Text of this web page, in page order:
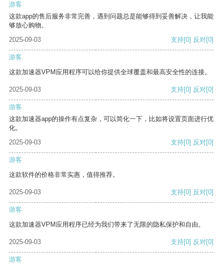
游客
这款app的售后服务非常完善，遇到问题总是能够得到妥善解决，让我能
够放心购物。
2025-09-03
支持[0] 反对[0]
游客
这款加速器VPM应用程序可以给你提供全球覆盖和最高安全性的连接。
2025-09-03 支持[0] 反对[0]
游客
这款加速器app的操作有点复杂，可以简化一下，比如将设置页面进行优
化。
2025-09-03
支持[0] 反对[0]
游客
这款软件的价格非常实惠，值得推荐。
2025-09-03 支持[0] 反对[0]
游客
这款加速器VPM应用程序已经为我们带来了无限的隐私保护和自由。
2025-09-03 支持[0] 反对[0]
游客